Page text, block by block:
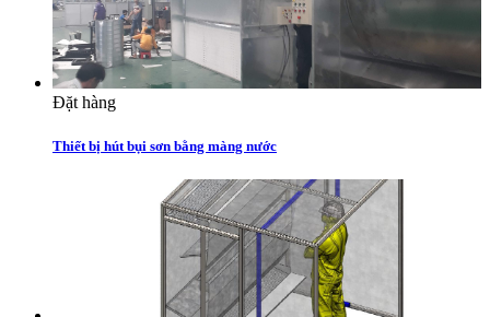
Đặt hàng
Thiết bị hút bụi sơn bằng màng nước